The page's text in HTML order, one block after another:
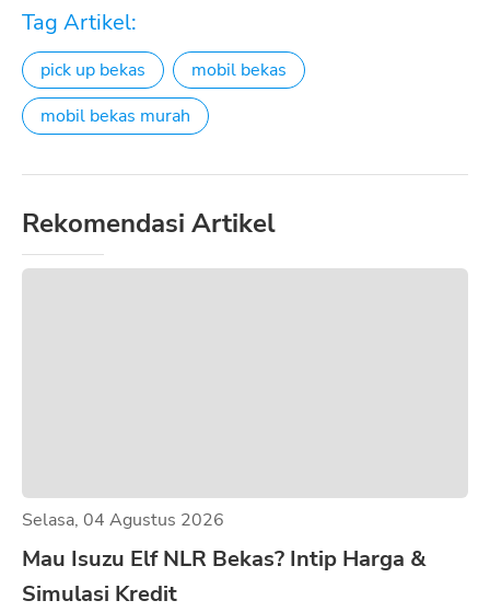
Tag Artikel:
pick up bekas
mobil bekas
mobil bekas murah
Rekomendasi Artikel
Selasa, 04 Agustus 2026
Mau Isuzu Elf NLR Bekas? Intip Harga &
Simulasi Kredit